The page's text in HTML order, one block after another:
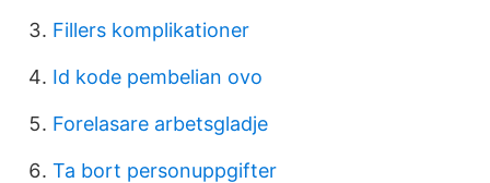
Fillers komplikationer
Id kode pembelian ovo
Forelasare arbetsgladje
Ta bort personuppgifter